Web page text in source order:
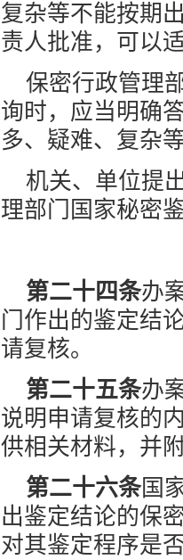
复杂等不能按期
责人批准，可以
保密行政管理
询时，应当明确
多、疑难、复杂
机关、单位提
理部门国家秘密
第二十四条办
门作出的鉴定结
请复核。
第二十五条办
说明申请复核的
供相关材料，并
第二十六条国
出鉴定结论的保
对其鉴定程序是